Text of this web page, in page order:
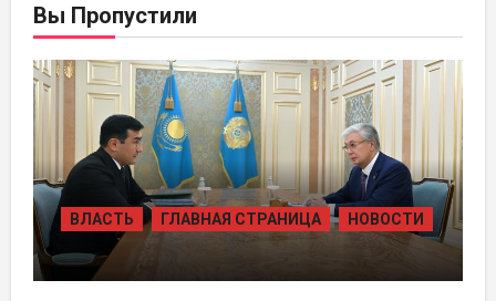
Вы Пропустили
ВЛАСТЬ ГЛАВНАЯ СТРАНИЦА НОВОСТИ
ПРЕЗИДЕНТ ПРИНЯЛ ПРЕДСЕДАТЕЛЯ
ПРАВЛЕНИЯ ХОЛДИНГА «БАЙТЕРЕК»